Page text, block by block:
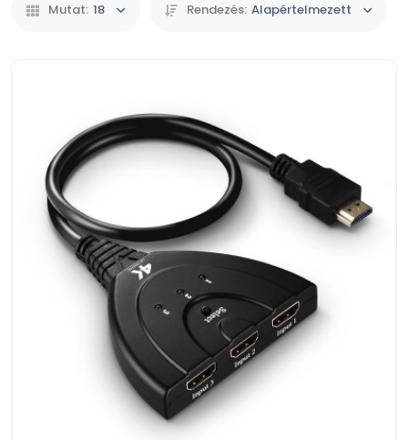
Mutat: 18 Rendezés: Alapértelmezett